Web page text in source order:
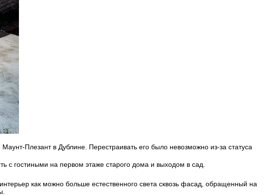
Плезант в Дублине. Перестраивать его было невозможно из-за статуса
с гостиными на первом этаже старого дома и выходом в сад.
как можно больше естественного света сквозь фасад, обращенный на